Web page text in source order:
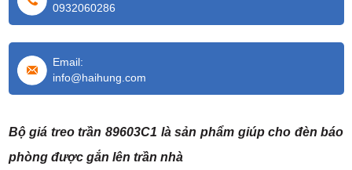
0932060286
Email:
info@haihung.com
Bộ giá treo trần 89603C1 là sản phẩm giúp cho đèn báo
phòng được gắn lên trần nhà